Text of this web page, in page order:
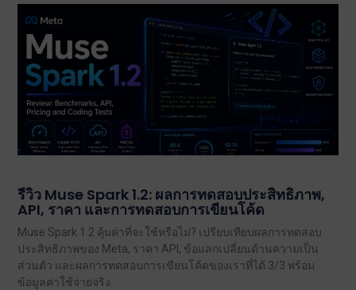
รีวิว Muse Spark 1.2: ผลการทดสอบประสิทธิภาพ,
API, ราคา และการทดสอบการเขียนโค้ด
Muse Spark 1.2 คุ้มค่าที่จะใช้หรือไม่? เปรียบเทียบผลการทดสอบ
ประสิทธิภาพของ Meta, ราคา API, ข้อแลกเปลี่ยนด้านความเป็น
ส่วนตัว และผลการทดสอบการเขียนโค้ดของเราที่ได้ 3/3 พร้อม
ข้อมูลค่าใช้จ่ายจริง.